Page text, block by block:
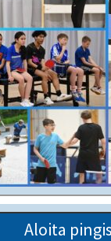
Aloita pingis